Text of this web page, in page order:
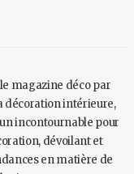
magazine déco par
décoration intérieure,
incontournable pour
dévoilant et
en matière de